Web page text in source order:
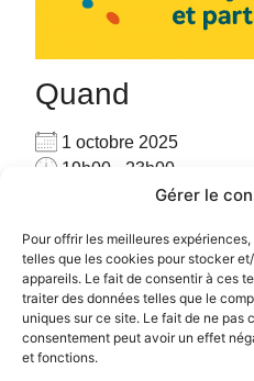
Gérer le
Pour offrir les meilleures
telles que les cookies pour stocker
appareils. Le fait de consentir à ces
traiter des données telles que le
uniques sur ce site. Le fait de ne pas
consentement peut avoir un effet
et fonctions.
Quand
1 octobre 2025
19h00 - 23h00
Ajouter au
Télécharger ICS
les autres joueurs sur
#PARTAGE